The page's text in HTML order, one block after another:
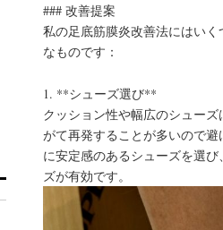
### 改善提案
私の足底筋膜炎改善法にはい
なものです：
1. **シューズ選び**
クッション性や幅広のシュー
がて再発することが多いので
に安定感のあるシューズを選
ズが有効です。